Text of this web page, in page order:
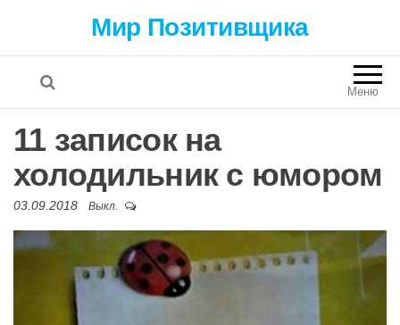
Мир Позитивщика
Меню
11 записок на
холодильник с юмором
03.09.2018 Выкл.